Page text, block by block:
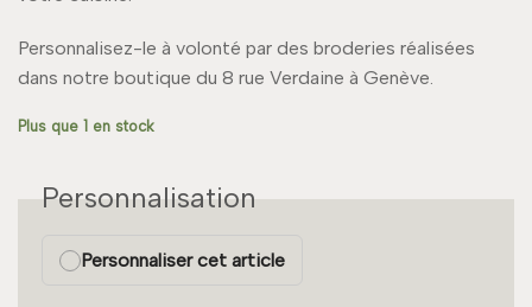
Personnalisez-le à volonté par des broderies réalisées
dans notre boutique du 8 rue Verdaine à Genève.
Plus que 1 en stock
Personnalisation
Personnaliser cet article